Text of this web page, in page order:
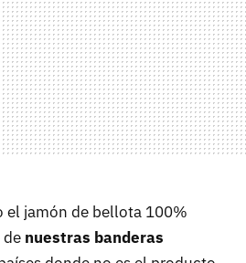
el jamón de bellota 100%
de nuestras banderas